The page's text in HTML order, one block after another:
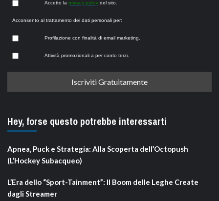
Accetto la privacy policy del sito.
Acconsento al trattamento dei dati personali per:
Profilazione con finalità di email marketing.
Attività promozionali a per conto terzi.
Hey, forse questo potrebbe interessarti
Apnea, Puck e Strategia: Alla Scoperta dell’Octopush
(L’Hockey Subacqueo)
L’Era dello “Sport-Tainment”: Il Boom delle Leghe Create
dagli Streamer